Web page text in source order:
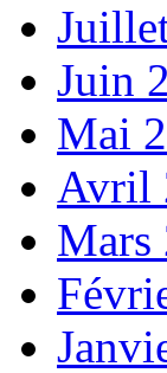
Juin
Mai
Avril
Mars